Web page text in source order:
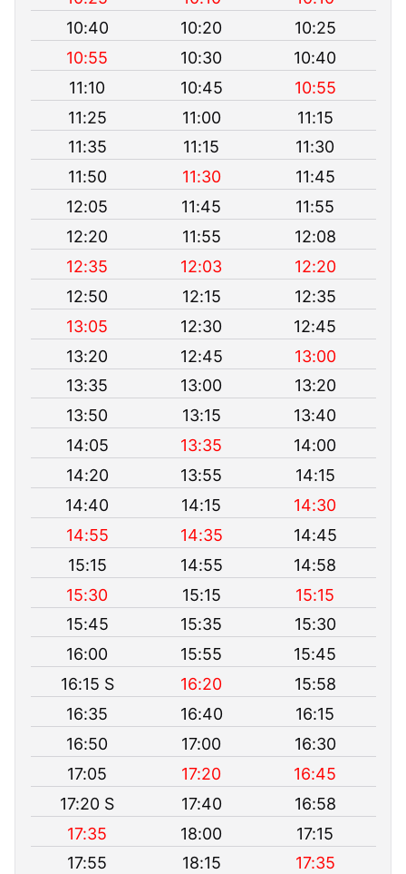
10:40
10:20
10:25
10:55
10:30
10:40
11:10
10:45
10:55
11:25
11:00
11:15
11:35
11:15
11:30
11:50
11:30
11:45
12:05
11:45
11:55
12:20
11:55
12:08
12:35
12:03
12:20
12:50
12:15
12:35
13:05
12:30
12:45
13:20
12:45
13:00
13:35
13:00
13:20
13:50
13:15
13:40
14:05
13:35
14:00
14:20
13:55
14:15
14:40
14:15
14:30
14:55
14:35
14:45
15:15
14:55
14:58
15:30
15:15
15:15
15:45
15:35
15:30
16:00
15:55
15:45
16:15 S
16:20
15:58
16:35
16:40
16:15
16:50
17:00
16:30
17:05
17:20
16:45
17:20 S
17:40
16:58
17:35
18:00
17:15
17:55
18:15
17:35